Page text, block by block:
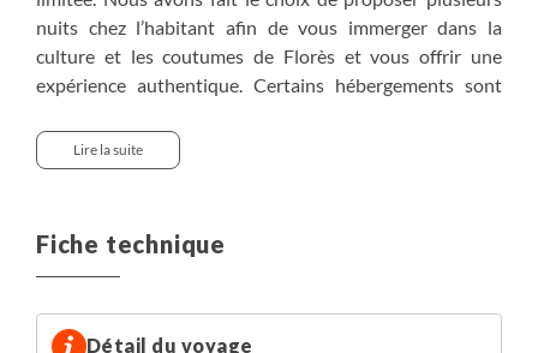
nuits chez l’habitant afin de vous immerger dans la
culture et les coutumes de Florès et vous offrir une
expérience authentique. Certains hébergements sont
nécessitent une capacité d’adaptation. En contrepartie,
ces choix nous permettent de vous faire découvrir une
marqueront votre voyage.
Bay Beach Resort (Jimbaran)
• Moni : Kelimutu Ecolodge ou Estevania
Lire la suite
Fiche technique
Détail du voyage